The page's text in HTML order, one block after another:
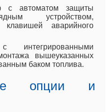
с автоматом защиты
устройством,
аварийного
вышеуказанных
баком топлива.
опции и